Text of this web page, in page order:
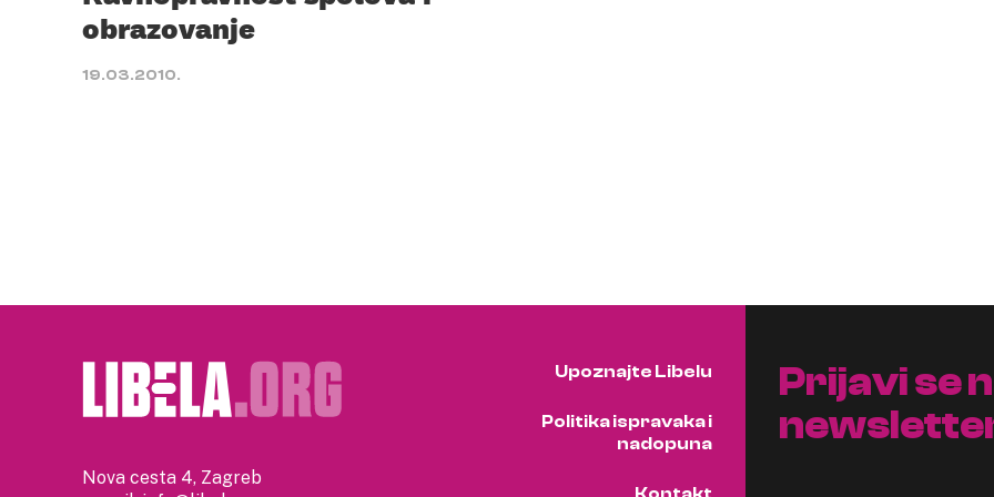
obrazovanje
19.03.2010.
Nova cesta 4, Zagreb
Upoznajte Libelu
Politika ispravaka i
nadopuna
Prijavi se